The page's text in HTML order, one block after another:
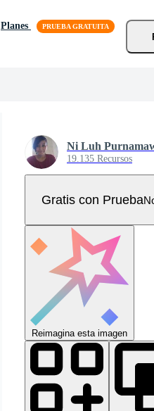
Planes
Ni Luh
19.135 Recursos
Gratis con Prueba
Reimagina esta imagen